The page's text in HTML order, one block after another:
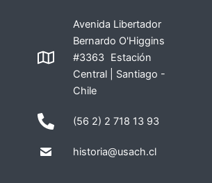
Avenida Libertador
Bernardo O'Higgins
#3363 Estación
Central | Santiago -
Chile
(56 2) 2 718 13 93
historia@usach.cl